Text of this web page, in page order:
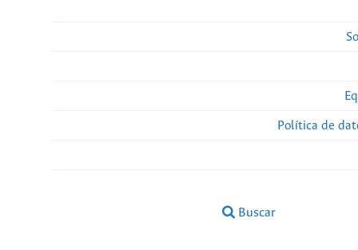
Política de
Buscar